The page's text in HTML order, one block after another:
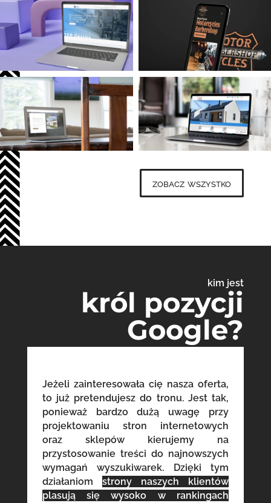
zobacz wszystko
kim jest
król pozycji
Google?
Jeżeli zainteresowała cię nasza oferta,
to już pretendujesz do tronu. Jest tak,
ponieważ bardzo dużą uwagę przy
projektowaniu stron internetowych
oraz sklepów kierujemy na
przystosowanie treści do najnowszych
wymagań wyszukiwarek. Dzięki tym
działaniom strony naszych klientów
plasują się wysoko w rankingach